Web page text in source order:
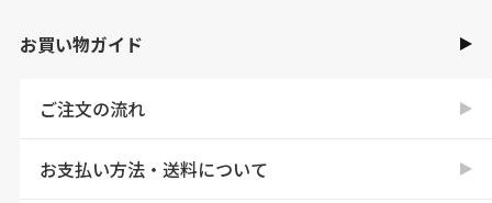
お買い物ガイド
ご注文の流れ
お支払い方法・送料について